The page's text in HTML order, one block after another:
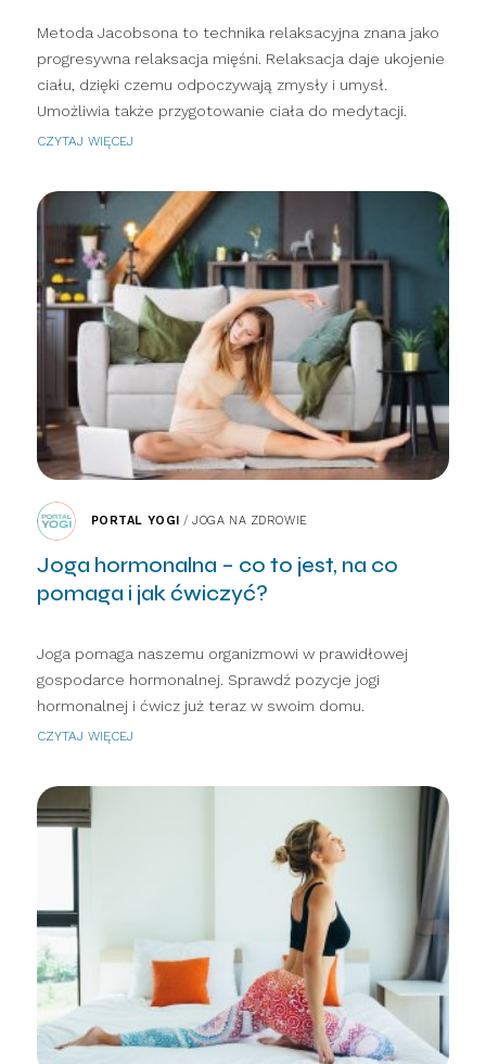
Metoda Jacobsona to technika relaksacyjna znana jako
progresywna relaksacja mięśni. Relaksacja daje ukojenie
ciału, dzięki czemu odpoczywają zmysły i umysł.
Umożliwia także przygotowanie ciała do medytacji.
CZYTAJ WIĘCEJ
PORTAL YOGI /JOGA NA ZDROWIE
Joga hormonalna – co to jest, na co
pomaga i jak ćwiczyć?
Joga pomaga naszemu organizmowi w prawidłowej
gospodarce hormonalnej. Sprawdź pozycje jogi
hormonalnej i ćwicz już teraz w swoim domu.
CZYTAJ WIĘCEJ